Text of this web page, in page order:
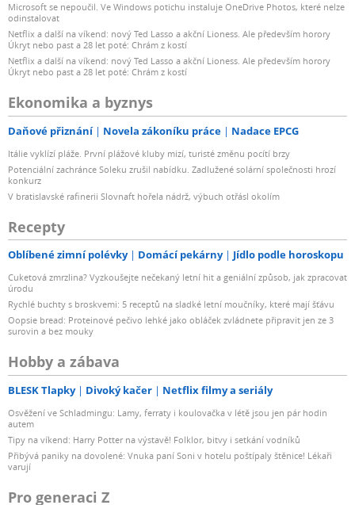
Microsoft se nepoučil. Ve Windows potichu instaluje OneDrive Photos, které nelze
odinstalovat
Netflix a další na víkend: nový Ted Lasso a akční Lioness. Ale především horory
Úkryt nebo past a 28 let poté: Chrám z kostí
Netflix a další na víkend: nový Ted Lasso a akční Lioness. Ale především horory
Úkryt nebo past a 28 let poté: Chrám z kostí
Ekonomika a byznys
Daňové přiznání Novela zákoníku práce Nadace EPCG
Itálie vyklízí pláže. První plážové kluby mizí, turisté změnu pocítí brzy
Potenciální zachránce Soleku zrušil nabídku. Zadlužené solární společnosti hrozí
konkurz
V bratislavské rafinerii Slovnaft hořela nádrž, výbuch otřásl okolím
Recepty
Oblíbené zimní polévky Domácí pekárny Jídlo podle horoskopu
Cuketová zmrzlina? Vyzkoušejte nečekaný letní hit a geniální způsob, jak zpracovat
úrodu
Rychlé buchty s broskvemi: 5 receptů na sladké letní moučníky, které mají šťávu
Oopsie bread: Proteinové pečivo lehké jako obláček zvládnete připravit jen ze 3
surovin a bez mouky
Hobby a zábava
BLESK Tlapky Divoký kačer Netflix filmy a seriály
Osvěžení ve Schladmingu: Lamy, ferraty i koulovačka v létě jsou jen pár hodin
autem
Tipy na víkend: Harry Potter na výstavě! Folklor, bitvy i setkání vodníků
Přibývá paniky na dovolené: Vnuka paní Soni v hotelu poštípaly štěnice! Lékaři
varují
Pro generaci Z